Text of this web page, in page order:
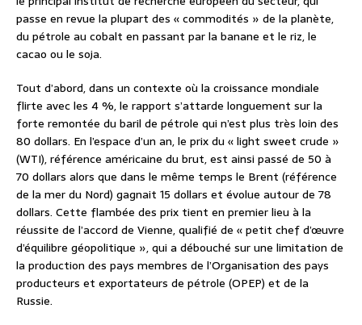
passe en revue la plupart des « commodités » de la planète,
du pétrole au cobalt en passant par la banane et le riz, le
cacao ou le soja.
Tout d’abord, dans un contexte où la croissance mondiale
flirte avec les 4 %, le rapport s’attarde longuement sur la
forte remontée du baril de pétrole qui n’est plus très loin des
80 dollars. En l’espace d’un an, le prix du « light sweet crude »
(WTI), référence américaine du brut, est ainsi passé de 50 à
70 dollars alors que dans le même temps le Brent (référence
de la mer du Nord) gagnait 15 dollars et évolue autour de 78
dollars. Cette flambée des prix tient en premier lieu à la
réussite de l’accord de Vienne, qualifié de « petit chef d’œuvre
d’équilibre géopolitique », qui a débouché sur une limitation de
la production des pays membres de l’Organisation des pays
producteurs et exportateurs de pétrole (OPEP) et de la
Russie.